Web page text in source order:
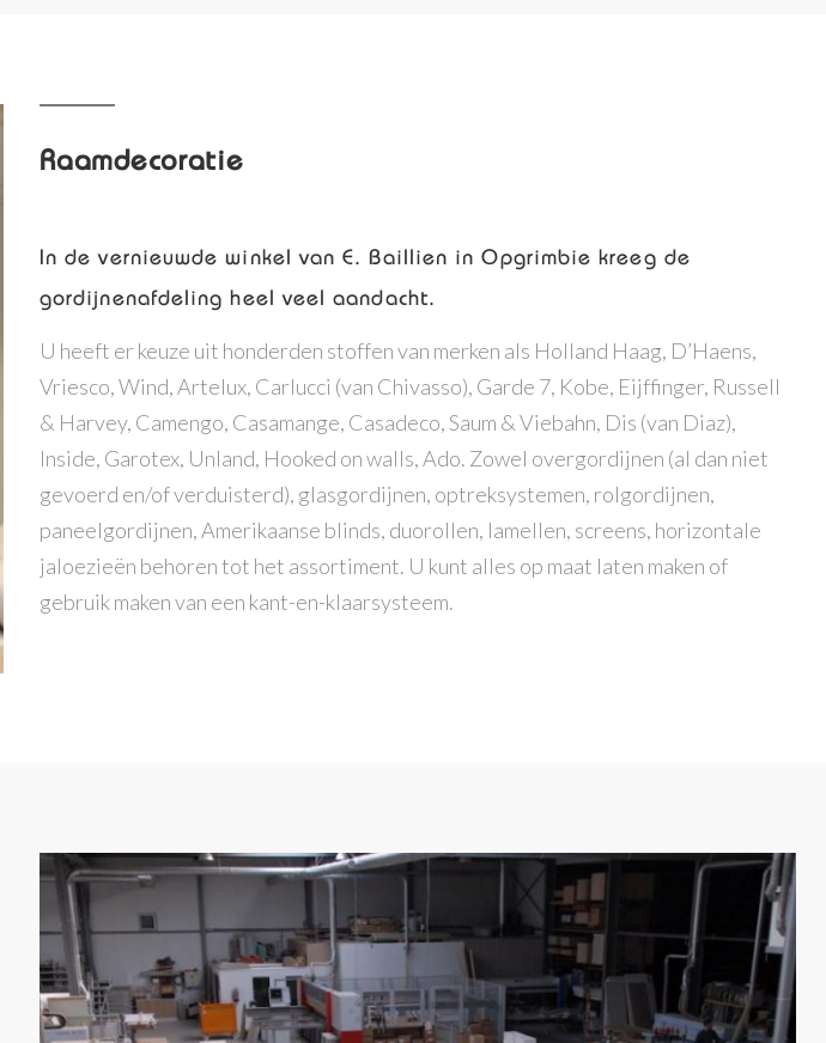
Raamdecoratie
In de vernieuwde winkel van E. Baillien in Opgrimbie kreeg de
gordijnenafdeling heel veel aandacht.
U heeft er keuze uit honderden stoffen van merken als Holland Haag, D’Haens,
Vriesco, Wind, Artelux, Carlucci (van Chivasso), Garde 7, Kobe, Eijffinger, Russell
& Harvey, Camengo, Casamange, Casadeco, Saum & Viebahn, Dis (van Diaz),
Inside, Garotex, Unland, Hooked on walls, Ado. Zowel overgordijnen (al dan niet
gevoerd en/of verduisterd), glasgordijnen, optreksystemen, rolgordijnen,
paneelgordijnen, Amerikaanse blinds, duorollen, lamellen, screens, horizontale
jaloezieën behoren tot het assortiment. U kunt alles op maat laten maken of
gebruik maken van een kant-en-klaarsysteem.